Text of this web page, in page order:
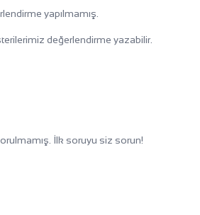
yapılmamış.
değerlendirme yazabilir.
İlk soruyu siz sorun!